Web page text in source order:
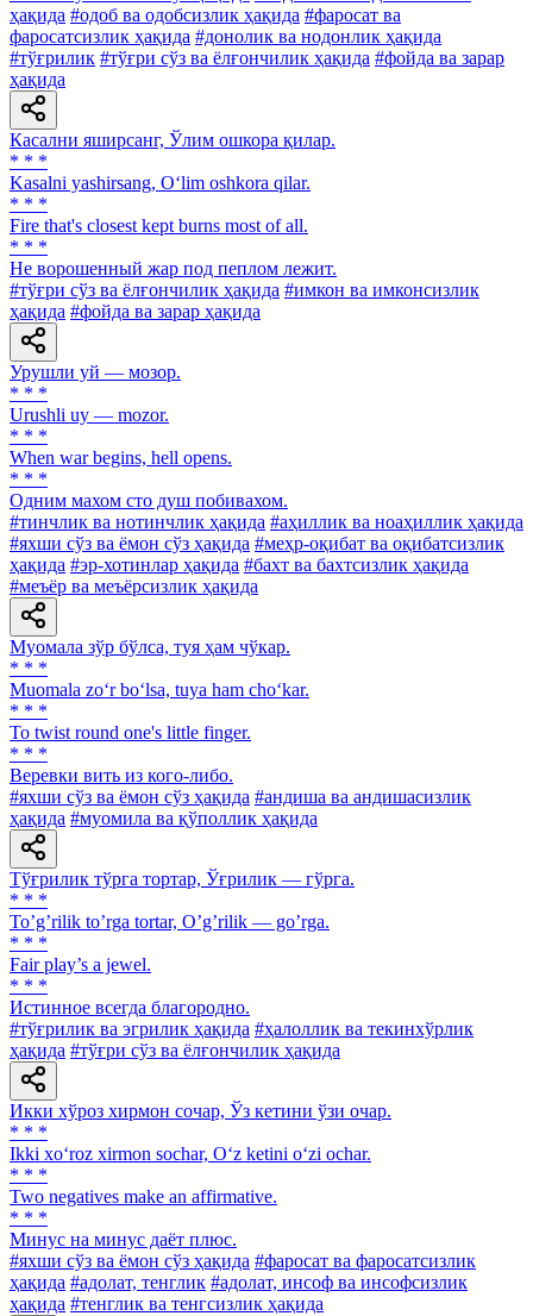
ҳақида #одоб ва одобсизлик ҳақида #фаросат ва
фаросатсизлик ҳақида #донолик ва нодонлик ҳақида
#тўғрилик #тўғри сўз ва ёлғончилик ҳақида #фойда ва зарар
ҳақида
Касални яширсанг, Ўлим ошкора қилар.
* * *
Kasalni yashirsang, O‘lim oshkora qilar.
* * *
Fire that's closest kept burns most of all.
* * *
He ворошенный жар под пеплом лежит.
#тўғри сўз ва ёлғончилик ҳақида #имкон ва имконсизлик
ҳақида #фойда ва зарар ҳақида
Урушли уй — мозор.
* * *
Urushli uy — mozor.
* * *
When war begins, hell opens.
* * *
Одним махом сто душ побивахом.
#тинчлик ва нотинчлик ҳақида #аҳиллик ва ноаҳиллик ҳақида
#яхши сўз ва ёмон сўз ҳақида #меҳр-оқибат ва оқибатсизлик
ҳақида #эр-хотинлар ҳақида #бахт ва бахтсизлик ҳақида
#меъёр ва меъёрсизлик ҳақида
Муомала зўр бўлса, туя ҳам чўкар.
* * *
Muomala zo‘r bo‘lsa, tuya ham cho‘kar.
* * *
To twist round one's little finger.
* * *
Веревки вить из кого-либо.
#яхши сўз ва ёмон сўз ҳақида #андиша ва андишасизлик
ҳақида #муомила ва қўполлик ҳақида
Тўғрилик тўрга тортар, Ўғрилик — гўрга.
* * *
Toʼgʼrilik toʼrga tortar, Oʼgʼrilik — goʼrga.
* * *
Fair play’s a jewel.
* * *
Истинное всегда благородно.
#тўғрилик ва эгрилик ҳақида #ҳалоллик ва текинхўрлик
ҳақида #тўғри сўз ва ёлғончилик ҳақида
Икки хўроз хирмон сочар, Ўз кетини ўзи очар.
* * *
Ikki xo‘roz xirmon sochar, O‘z ketini o‘zi ochar.
* * *
Two negatives make an affirmative.
* * *
Минус на минус даёт плюс.
#яхши сўз ва ёмон сўз ҳақида #фаросат ва фаросатсизлик
ҳақида #адолат, тенглик #адолат, инсоф ва инсофсизлик
ҳақида #тенглик ва тенгсизлик ҳақида